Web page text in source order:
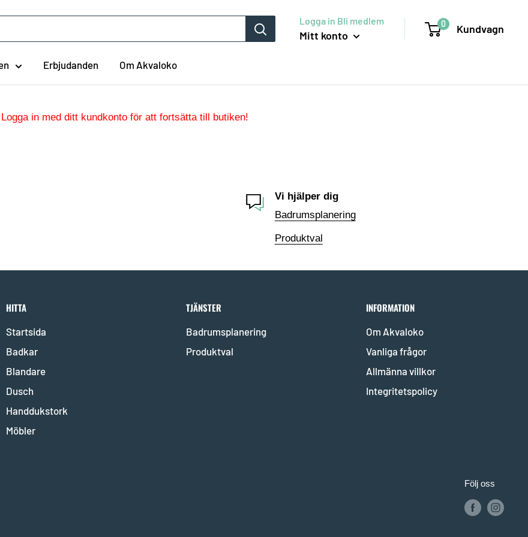
Logga in Bli medlem
Mitt konto
0 Kundvagn
Erbjudanden Om Akvaloko
Logga in med ditt kundkonto för att fortsätta till butiken!
Vi hjälper dig
Badrumsplanering
Produktval
HITTA
Startsida
Badkar
Blandare
Dusch
Handdukstork
Möbler
TJÄNSTER
Badrumsplanering
Produktval
INFORMATION
Om Akvaloko
Vanliga frågor
Allmänna villkor
Integritetspolicy
Följ oss